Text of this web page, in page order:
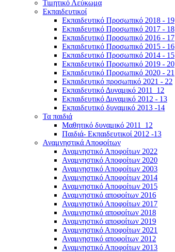
Τιμητικό Λεύκωμα
Εκπαιδευτικοί
Εκπαιδευτικό Προσωπικό 2018 - 19
Εκπαιδευτικό Προσωπικό 2017 - 18
Εκπαιδευτικό Προσωπικό 2016 - 17
Εκπαιδευτικό Προσωπικό 2015 - 16
Εκπαιδευτικό Προσωπικό 2014 - 15
Εκπαιδευτικό Προσωπικό 2019 - 20
Εκπαιδευτικό Προσωπικό 2020 - 21
Εκπαιδευτικό προσωπικό 2021 - 22
Εκπαιδευτικό Δυναμικό 2011_12
Εκπαιδευτικό Δυναμικό 2012 - 13
Εκπαιδευτικό δυναμικό 2013 -14
Τα παιδιά
Μαθητικό δυναμικό 2011_12
Παιδιά- Εκπαιδευτικοί 2012 -13
Αναμνηστικά Αποφοίτων
Αναμνηστικό Αποφοίτων 2022
Αναμνηστικό Αποφοίτων 2020
Αναμνηστικό Αποφοίτων 2003
Αναμνηστικό Αποφοίτων 2014
Αναμνηστικό Αποφοίτων 2015
Αναμνηστικό αποφοίτων 2016
Αναμνηστικό Αποφοίτων 2017
Αναμνηστικό αποφοίτων 2018
Αναμνηστικό αποφοίτων 2019
Αναμνηστικό Αποφοίτων 2021
Αναμνηστικό αποφοίτων 2012
Αναμνηστικό Αποφοίτων 2013